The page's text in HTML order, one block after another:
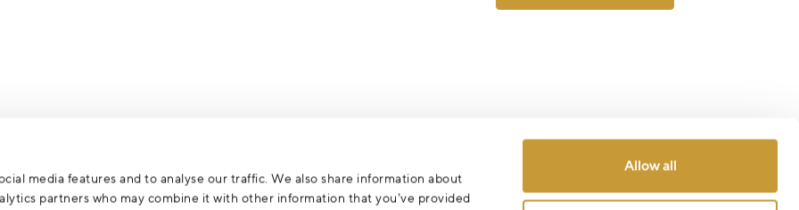
media features and to analyse our traffic. We also share information about
partners who may combine it with other information that you’ve provided
Allow all